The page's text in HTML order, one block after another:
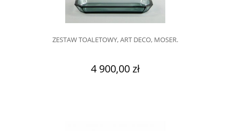
ZESTAW TOALETOWY, ART DECO, MOSER.
4 900,00 zł